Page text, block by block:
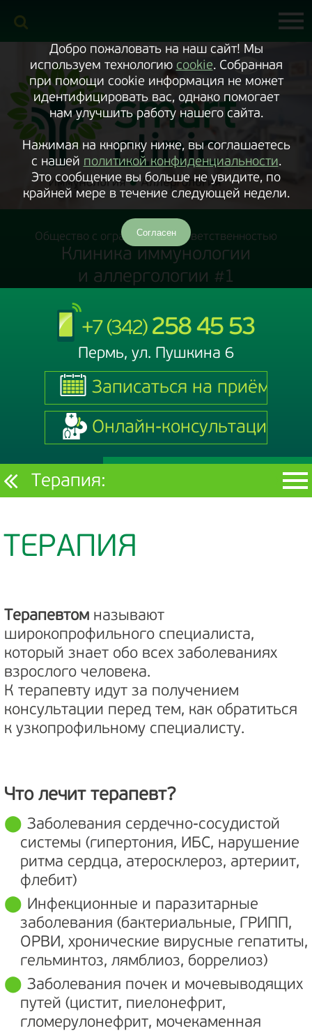
версию
сайта
Добро пожаловать на наш сайт! Мы
используем технологию cookie. Собранная
при помощи cookie информация не может
идентифицировать вас, однако помогает
нам улучшить работу нашего сайта.
Нажимая на кнорпку ниже, вы соглашаетесь
с нашей политикой конфиденциальности.
Это сообщение вы больше не увидите, по
крайней мере в течение следующей недели.
Согласен
Общество с ограниченной ответственностью
Клиника иммунологии
и аллергологии #1
+7 (342) 258 45 53
Пермь, ул. Пушкина 6
Записаться на приём
Записаться на приём
Онлайн-консультация
Онлайн-консультация
Текущий
Терапия:
ТЕРАПИЯ
Терапевтом называют
широкопрофильного специалиста,
который знает обо всех заболеваниях
взрослого человека.
К терапевту идут за получением
консультации перед тем, как обратиться
к узкопрофильному специалисту.
Что лечит терапевт?
Заболевания сердечно-сосудистой
системы (гипертония, ИБС, нарушение
ритма сердца, атеросклероз, артериит,
флебит)
Инфекционные и паразитарные
заболевания (бактериальные, ГРИПП,
ОРВИ, хронические вирусные гепатиты,
гельминтоз, лямблиоз, боррелиоз)
Заболевания почек и мочевыводящих
путей (цистит, пиелонефрит,
гломерулонефрит, мочекаменная